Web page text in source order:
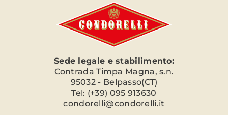
Sede legale e stabilimento:
Contrada Timpa Magna, s.n.
95032 - Belpasso(CT)
Tel: (+39) 095 913630
condorelli@condorelli.it